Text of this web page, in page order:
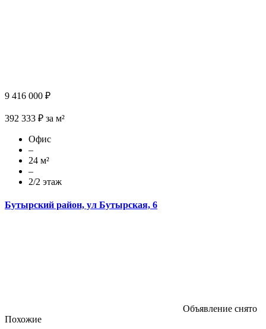
9 416 000 ₽
392 333 ₽ за м²
Офис
–
24 м²
–
2/2 этаж
Бутырский район, ул Бутырская, 6
Объявление снято
Похожие